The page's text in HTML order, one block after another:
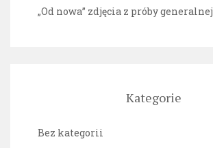
„Od nowa” zdjęcia z próby generalnej
Kategorie
Bez kategorii